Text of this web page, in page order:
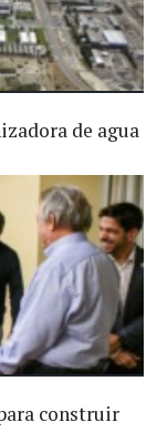
de agua
construir